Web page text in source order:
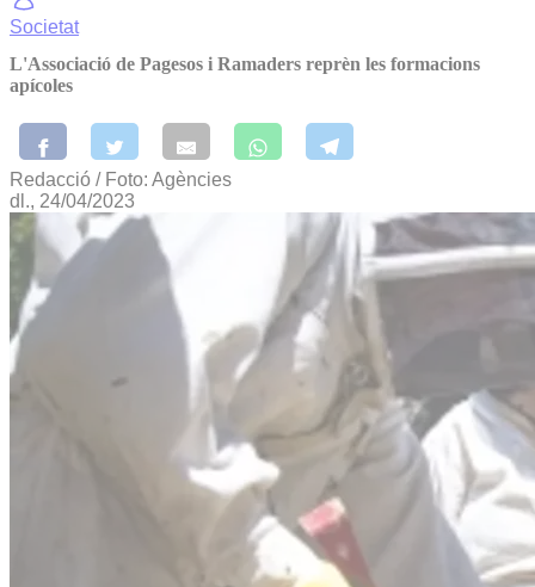
Societat
L'Associació de Pagesos i Ramaders reprèn les formacions
apícoles
Redacció / Foto: Agències
dl., 24/04/2023